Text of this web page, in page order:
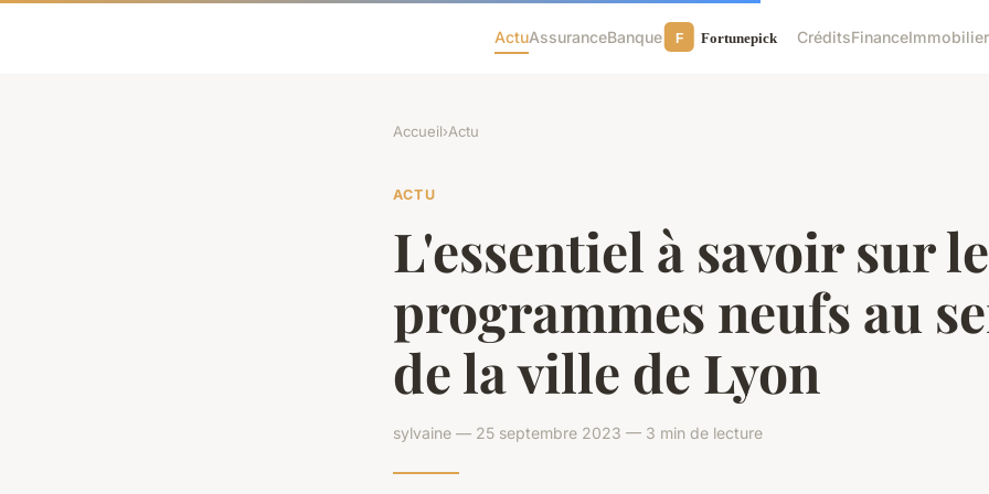
ActuAssuranceBanque CréditsFinanceImmobilier
Accueil›Actu
ACTU
L'essentiel à savoir sur
programmes neufs au
de la ville de Lyon
sylvaine — 25 septembre 2023 — 3 min de lecture